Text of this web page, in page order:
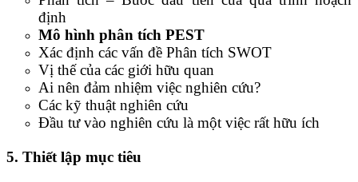
định
Mô hình phân tích PEST
Xác định các vấn đề Phân tích SWOT
Vị thế của các giới hữu quan
Ai nên đảm nhiệm việc nghiên cứu?
Các kỹ thuật nghiên cứu
Đầu tư vào nghiên cứu là một việc rất hữu ích
5. Thiết lập mục tiêu